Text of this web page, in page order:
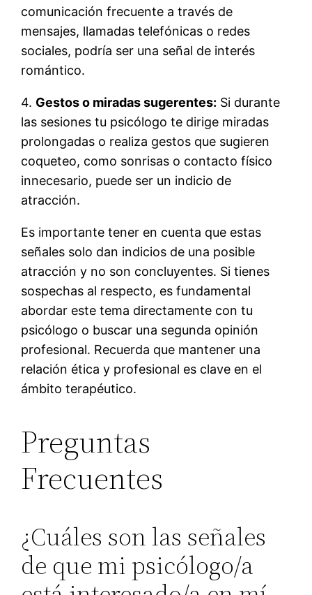
comunicación frecuente a través de
mensajes, llamadas telefónicas o redes
sociales, podría ser una señal de interés
romántico.
4. Gestos o miradas sugerentes: Si durante
las sesiones tu psicólogo te dirige miradas
prolongadas o realiza gestos que sugieren
coqueteo, como sonrisas o contacto físico
innecesario, puede ser un indicio de
atracción.
Es importante tener en cuenta que estas
señales solo dan indicios de una posible
atracción y no son concluyentes. Si tienes
sospechas al respecto, es fundamental
abordar este tema directamente con tu
psicólogo o buscar una segunda opinión
profesional. Recuerda que mantener una
relación ética y profesional es clave en el
ámbito terapéutico.
Preguntas
Frecuentes
¿Cuáles son las señales
de que mi psicólogo/a